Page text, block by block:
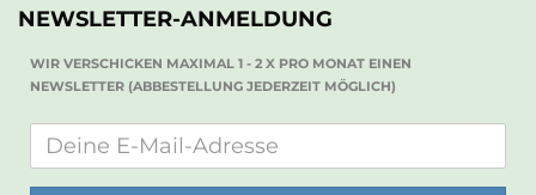
NEWSLETTER-ANMELDUNG
WIR VERSCHICKEN MAXIMAL 1 - 2 X PRO MONAT EINEN
NEWSLETTER (ABBESTELLUNG JEDERZEIT MÖGLICH)